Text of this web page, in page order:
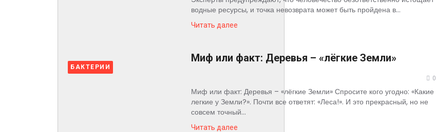
водные ресурсы, и точка невозврата может быть пройдена в...
Читать далее
БАКТЕРИИ
Миф или факт: Деревья – «лёгкие Земли»
0
Миф или факт: Деревья – «лёгкие Земли» Спросите кого угодно: «Какие
легкие у Земли?». Почти все ответят: «Леса!». И это прекрасный, но не
совсем точный...
Читать далее